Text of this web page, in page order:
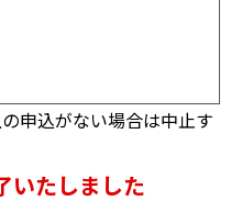
申込がない場合は中止す
いたしました